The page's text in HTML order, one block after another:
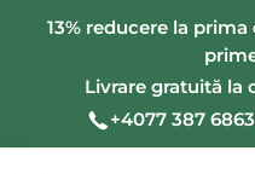
13% reducere la
Livrare gratuită la
+4077 387 6863